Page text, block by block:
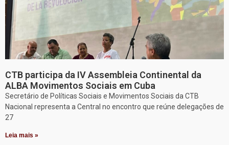
CTB participa da IV Assembleia Continental da
ALBA Movimentos Sociais em Cuba
Secretário de Políticas Sociais e Movimentos Sociais da CTB
Nacional representa a Central no encontro que reúne delegações de
27
Leia mais »